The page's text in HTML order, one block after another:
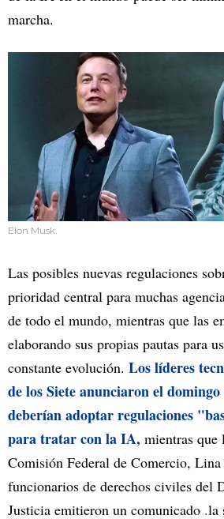
marcha.
Elon Musk.
Las posibles nuevas regulaciones
prioridad central para muchas
de todo el mundo, mientras que las
elaborando sus propias pautas para
constante evolución. Los líderes
de los Siete anunciaron el domingo
deberían adoptar regulaciones
para tratar con la IA, mientras que
Comisión Federal de Comercio,
funcionarios de derechos civiles del
Justicia emitieron un comunicado .la